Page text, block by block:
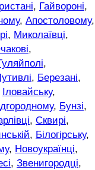
, Гайвороні,
, Апостоловому,
, Миколаївці,
,
,
, Березані,
Іловайську,
, Бунзі,
, Сквирі,
, Білогірську,
, Новоукраїнці,
, Звенигородці,